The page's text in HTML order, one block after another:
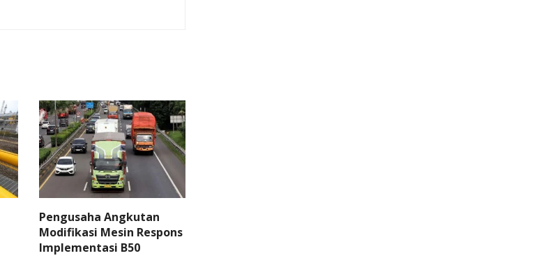
Pengusaha Angkutan
Modifikasi Mesin Respons
Implementasi B50